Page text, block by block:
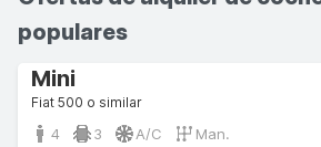
populares
Mini
Fiat 500 o similar
4 3 A/C Man.